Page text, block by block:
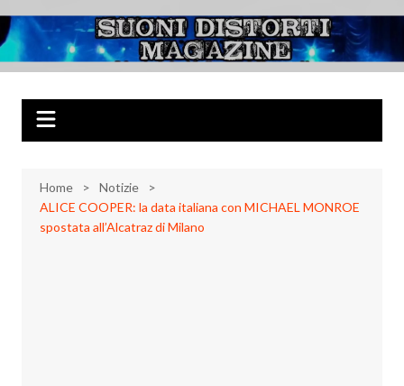
al
contenuto
Suoni Distorti
Magazine
Musica Rock, Metal, Punk e varie sonorità alternative
Home
Notizie
ALICE COOPER: la data italiana con MICHAEL MONROE
spostata all’Alcatraz di Milano